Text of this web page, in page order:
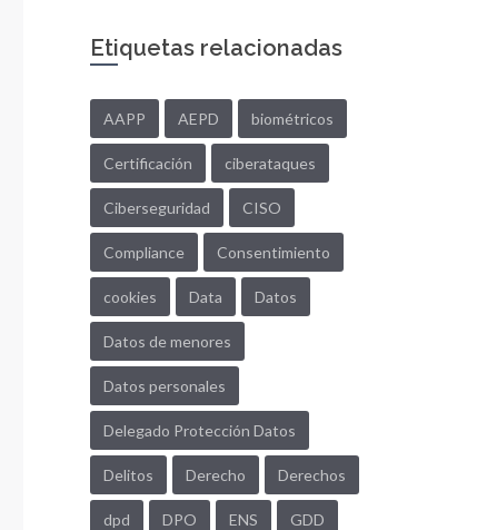
Etiquetas relacionadas
AAPP AEPD biométricos
Certificación ciberataques
Ciberseguridad CISO
Compliance Consentimiento
cookies Data Datos
Datos de menores
Datos personales
Delegado Protección Datos
Delitos Derecho Derechos
dpd DPO ENS GDD